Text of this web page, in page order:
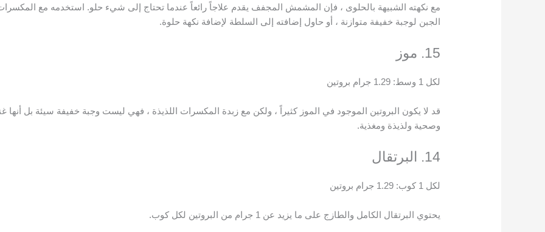
مع نكهته الشبيهة بالحلوى ، فإن المشمش المجفف يقدم علاجاً رائعاً عندما تحتاج إلى شيء حلو. استخدمه مع
الجبن لوجبة خفيفة متوازنة ، أو حاول إضافته إلى السلطة لإضافة نكهة حلوة.
15. موز
لكل 1 وسط: 1.29 جرام بروتين
قد لا يكون البروتين الموجود في الموز كثيراً ، ولكن مع زبدة المكسرات اللذيذة ، فهي ليست وجبة خفيفة سيئة بل أنها
وصحية ولذيذة ومغذية.
14. البرتقال
لكل 1 كوب: 1.29 جرام بروتين
يحتوي البرتقال الكامل والطازج على ما يزيد عن 1 جرام من البروتين لكل كوب.